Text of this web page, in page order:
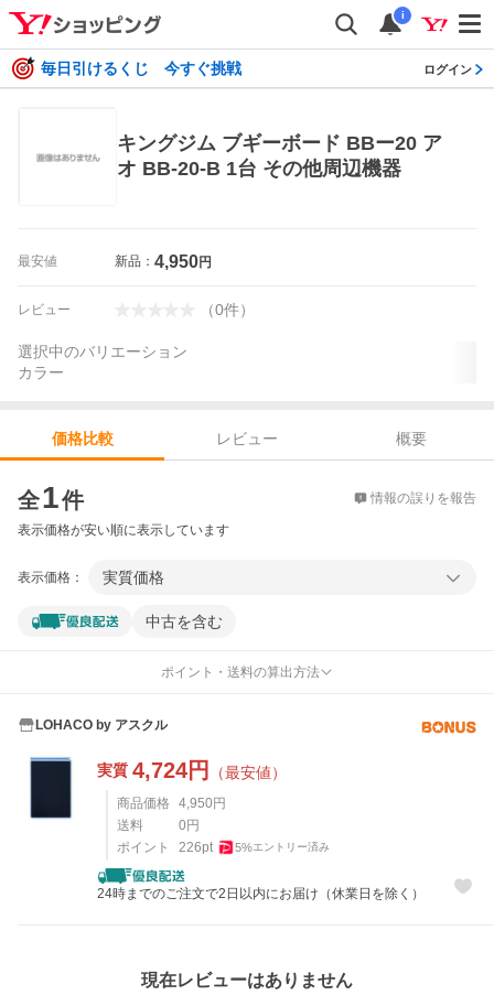
i
毎日引けるくじ 今すぐ挑戦 ログイン
キングジム ブギーボード BBー20 ア
オ BB-20-B 1台 その他周辺機器
最安値 新品： 4,950円
レビュー （0件）
選択中のバリエーション
カラー
価格比較 レビュー
概要
全1件 情報の誤りを報告
表示価格が安い順に表示しています
表示価格： 実質価格
中古を含む
ポイント・送料の算出方法
LOHACO by アスクル
実質 4,724円 （最安値）
商品価格 4,950 円
送料
0 円
ポイント
226pt 5%エントリー済み
24時までのご注文で2日以内にお届け（休業日を除く）
現在レビューはありません